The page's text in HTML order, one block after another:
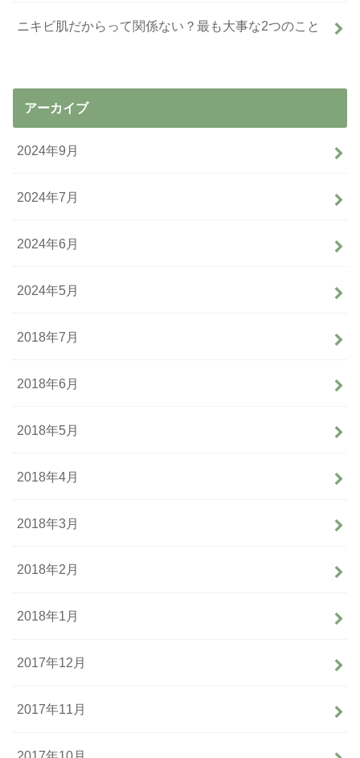
ニキビ肌だからって関係ない？最も大事な2つのこと
アーカイブ
2024年9月
2024年7月
2024年6月
2024年5月
2018年7月
2018年6月
2018年5月
2018年4月
2018年3月
2018年2月
2018年1月
2017年12月
2017年11月